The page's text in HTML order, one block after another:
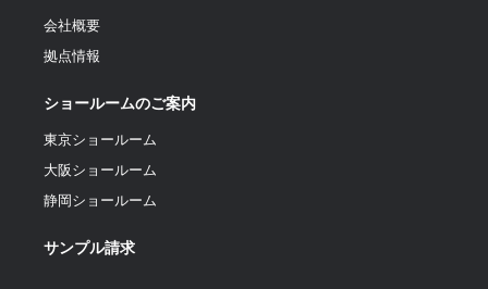
会社概要
拠点情報
ショールームのご案内
東京ショールーム
大阪ショールーム
静岡ショールーム
サンプル請求